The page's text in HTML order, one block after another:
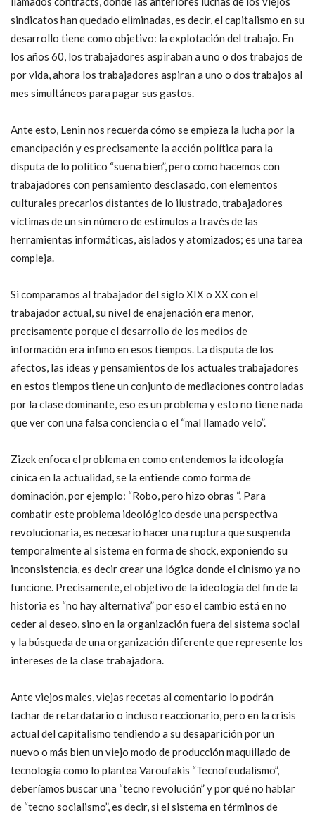
sindicatos han quedado eliminadas, es decir, el capitalismo en su
desarrollo tiene como objetivo: la explotación del trabajo. En
los años 60, los trabajadores aspiraban a uno o dos trabajos de
por vida, ahora los trabajadores aspiran a uno o dos trabajos al
mes simultáneos para pagar sus gastos.
Ante esto, Lenin nos recuerda cómo se empieza la lucha por la
emancipación y es precisamente la acción política para la
disputa de lo político “suena bien”, pero como hacemos con
trabajadores con pensamiento desclasado, con elementos
culturales precarios distantes de lo ilustrado, trabajadores
víctimas de un sin número de estímulos a través de las
herramientas informáticas, aislados y atomizados; es una tarea
compleja.
Si comparamos al trabajador del siglo XIX o XX con el
trabajador actual, su nivel de enajenación era menor,
precisamente porque el desarrollo de los medios de
información era ínfimo en esos tiempos. La disputa de los
afectos, las ideas y pensamientos de los actuales trabajadores
en estos tiempos tiene un conjunto de mediaciones controladas
por la clase dominante, eso es un problema y esto no tiene nada
que ver con una falsa conciencia o el “mal llamado velo”.
Zizek enfoca el problema en como entendemos la ideología
cínica en la actualidad, se la entiende como forma de
dominación, por ejemplo: “Robo, pero hizo obras “. Para
combatir este problema ideológico desde una perspectiva
revolucionaria, es necesario hacer una ruptura que suspenda
temporalmente al sistema en forma de shock, exponiendo su
inconsistencia, es decir crear una lógica donde el cinismo ya no
funcione. Precisamente, el objetivo de la ideología del fin de la
historia es “no hay alternativa” por eso el cambio está en no
ceder al deseo, sino en la organización fuera del sistema social
y la búsqueda de una organización diferente que represente los
intereses de la clase trabajadora.
Ante viejos males, viejas recetas al comentario lo podrán
tachar de retardatario o incluso reaccionario, pero en la crisis
actual del capitalismo tendiendo a su desaparición por un
nuevo o más bien un viejo modo de producción maquillado de
tecnología como lo plantea Varoufakis “Tecnofeudalismo”,
deberíamos buscar una “tecno revolución” y por qué no hablar
de “tecno socialismo”, es decir, si el sistema en términos de